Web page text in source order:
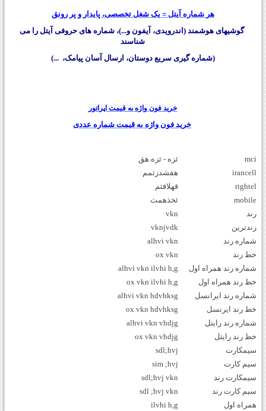
هر شماره آیتل = یک شغل تخصصی، پایدار و پر رونق
گوشیهای هوشمند (اندرویدی، آیفون و...)، شماره های حروفی آیتل را می
شناسند
(شماره گیری سریع دوستان، ارسال آسان پیامک، ...)
خرید فون واژه به قیمت اپراتور
خرید فون واژه به قیمت شماره عددی
mci
ئزه - ئزه.هق
irancell
هقشدزثمم
rightel
قهلافثم
mobile
ئخذهمث
رند
vkn
رندترین
vknjvdk
شماره رند
alhvi vkn
خط رند
ox vkn
شماره رند همراه اول
alhvi vkn ilvhi h,g
خط رند همراه اول
ox vkn ilvhi h,g
شماره رند ایرانسل
alhvi vkn hdvhksg
خط رند ایرنسل
ox vkn hdvhksg
شماره رند رایتل
alhvi vkn vhdjg
خط رند رایتل
ox vkn vhdjg
سیمکارت
sdl;hvj
سیم کارت
sim ;hvj
سیمکارت رند
sdl;hvj vkn
سیم کارت رند
sdl ;hvj vkn
همراه اول
ilvhi h,g